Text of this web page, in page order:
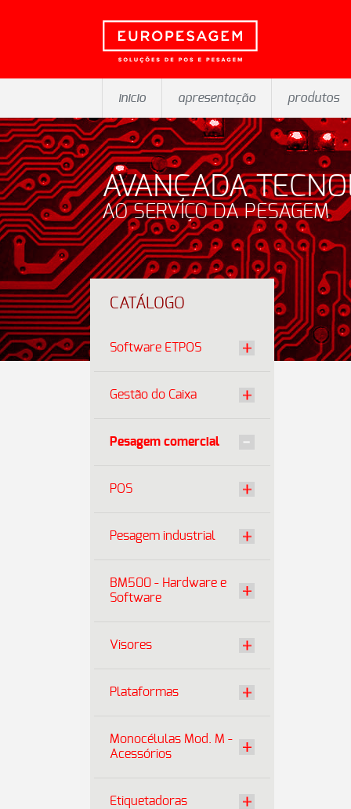
inicio apresentação produtos
AVANÇADA
AO SERVIÇO DA PESAGEM
CATÁLOGO
Software ETPOS
Gestão do Caixa
Pesagem comercial
POS
Pesagem industrial
BM500 - Hardware e
Software
Visores
Plataformas
Monocélulas Mod. M -
Acessórios
Etiquetadoras